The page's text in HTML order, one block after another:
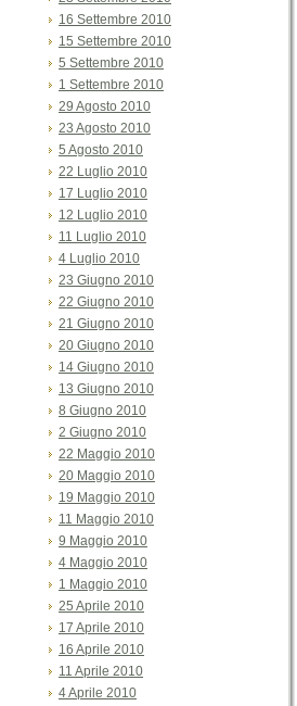
16 Settembre 2010
15 Settembre 2010
5 Settembre 2010
1 Settembre 2010
29 Agosto 2010
23 Agosto 2010
5 Agosto 2010
22 Luglio 2010
17 Luglio 2010
12 Luglio 2010
11 Luglio 2010
4 Luglio 2010
23 Giugno 2010
22 Giugno 2010
21 Giugno 2010
20 Giugno 2010
14 Giugno 2010
13 Giugno 2010
8 Giugno 2010
2 Giugno 2010
22 Maggio 2010
20 Maggio 2010
19 Maggio 2010
11 Maggio 2010
9 Maggio 2010
4 Maggio 2010
1 Maggio 2010
25 Aprile 2010
17 Aprile 2010
16 Aprile 2010
11 Aprile 2010
4 Aprile 2010